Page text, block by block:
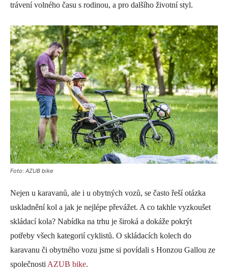
trávení volného času s rodinou, a pro dalšího životní styl.
Foto: AZUB bike
Nejen u karavanů, ale i u obytných vozů, se často řeší otázka
uskladnění kol a jak je nejlépe převážet. A co takhle vyzkoušet
skládací kola? Nabídka na trhu je široká a dokáže pokrýt
potřeby všech kategorií cyklistů. O skládacích kolech do
karavanu či obytného vozu jsme si povídali s Honzou Gallou ze
společnosti AZUB bike.